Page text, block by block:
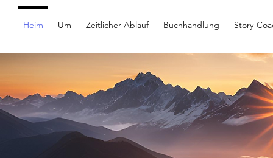
Heim Um Zeitlicher Ablauf Buchhandlung Story-